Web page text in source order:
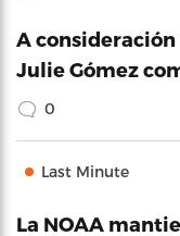
A
Julie Gómez
0
Last Minute
La NOAA